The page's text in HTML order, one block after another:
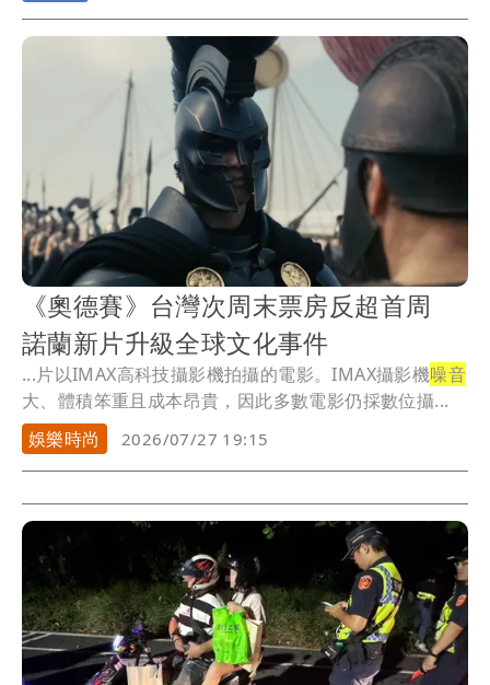
《奧德賽》台灣次周末票房反超首周
諾蘭新片升級全球文化事件
...片以IMAX高科技攝影機拍攝的電影。IMAX攝影機噪音
大、體積笨重且成本昂貴，因此多數電影仍採數位攝...
娛樂時尚
2026/07/27 19:15